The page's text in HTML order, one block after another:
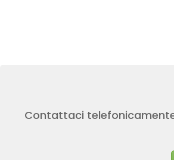
Contattaci